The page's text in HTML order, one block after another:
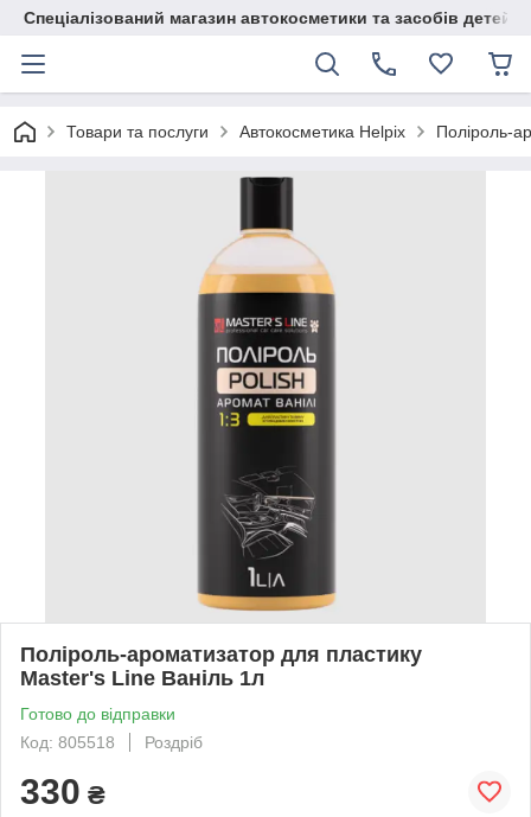
Спеціалізований магазин автокосметики та засобів
Товари та послуги Автокосметика Helpix Поліроль-
Поліроль-ароматизатор для пластику
Master's Line Ваніль 1л
Готово до відправки
Код: 805518
Роздріб
330 ₴